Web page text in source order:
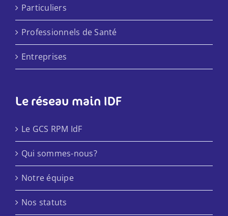
Particuliers
Professionnels de Santé
Entreprises
Le réseau main IDF
Le GCS RPM IdF
Qui sommes-nous?
Notre équipe
Nos statuts